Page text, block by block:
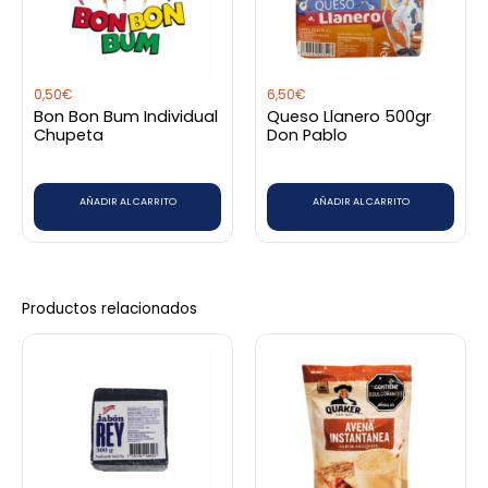
0,50€
Bon Bon Bum Individual
Chupeta
AÑADIR AL CARRITO
6,50€
Queso Llanero 500gr
Don Pablo
AÑADIR AL CARRITO
Productos relacionados